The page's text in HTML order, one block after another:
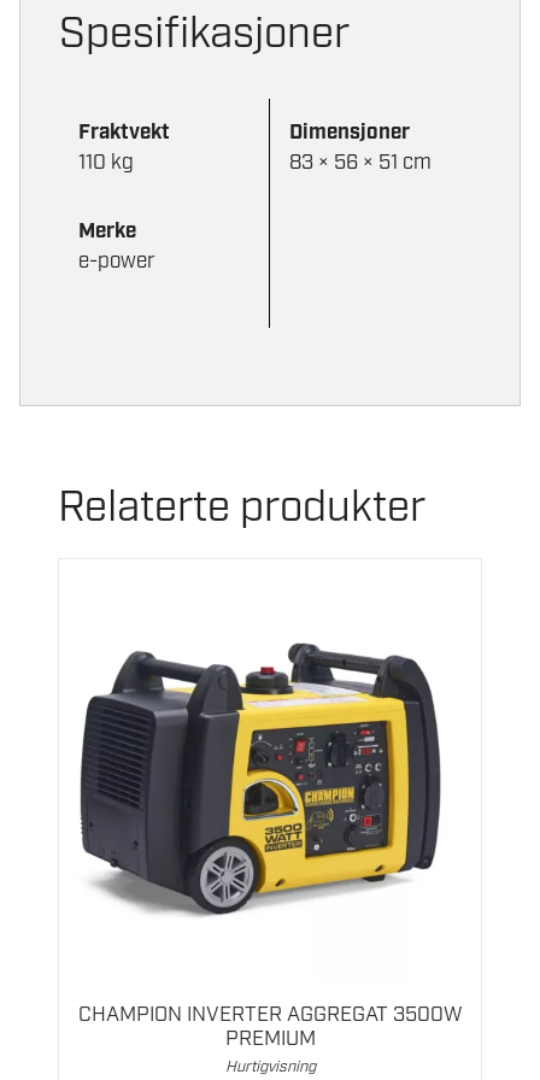
Lengde 83 cm
51 cm
Høyde 56 cm
Spesifikasjoner
Fraktvekt
110 kg
Dimensjoner
83 × 56 × 51 cm
Merke
e-power
Relaterte produkter
CHAMPION INVERTER AGGREGAT 3500W
PREMIUM
Hurtigvisning